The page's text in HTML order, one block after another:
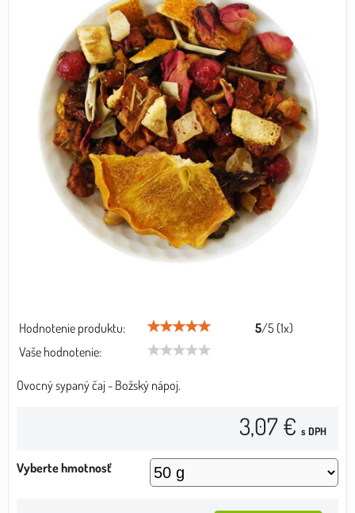
Hodnotenie produktu: 5/5 (1x)
Vaše hodnotenie:
Ovocný sypaný čaj - Božský nápoj.
3,07 € s DPH
Vyberte hmotnosť